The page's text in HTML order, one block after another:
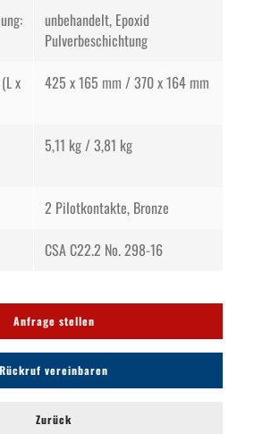
unbehandelt, Epoxid
Pulverbeschichtung
x
425 x 165 mm / 370 x 164 mm
5,11 kg / 3,81 kg
2 Pilotkontakte, Bronze
CSA C22.2 No. 298-16
Anfrage stellen
Rückruf vereinbaren
Zurück